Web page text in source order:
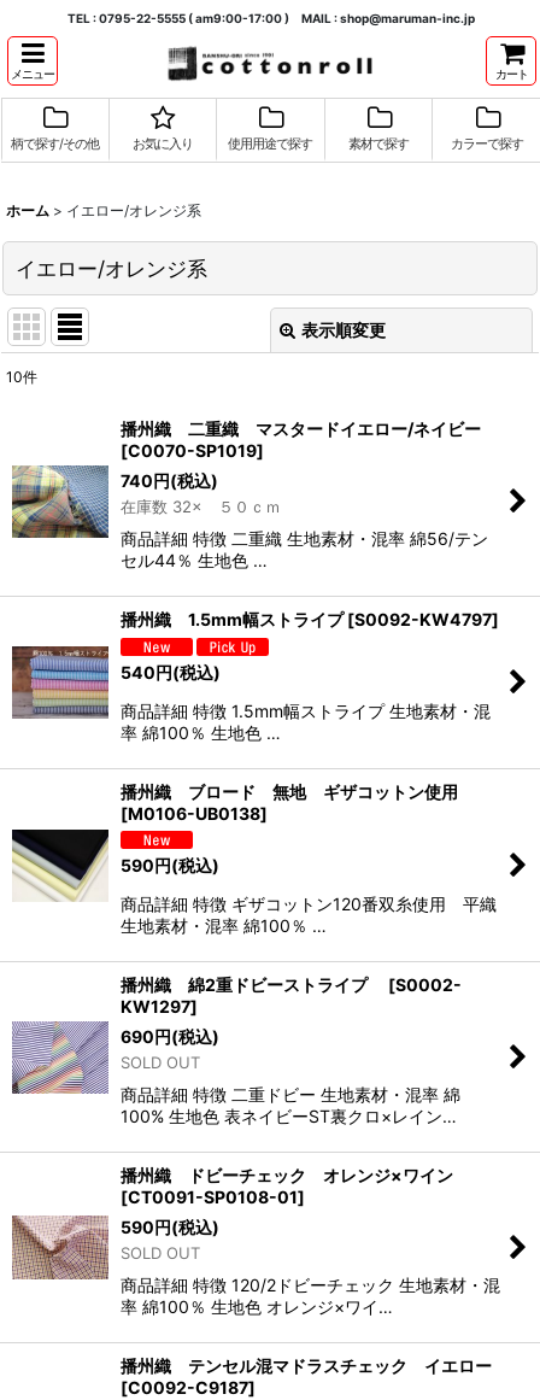
TEL : 0795-22-5555 ( am9:00-17:00 ) MAIL : shop@maruman-inc.jp
メニュー カート
柄で探す/その他 お気に入り 使用用途で探す 素材で探す カラーで探す
ホーム > イエロー/オレンジ系
イエロー/オレンジ系
表示順変更
並び順:
絞り込む
10件
播州織 二重織 マスタードイエロー/ネイビー
[C0070-SP1019]
740円(税込)
在庫数 32× ５０ｃｍ
商品詳細 特徴 二重織 生地素材・混率 綿56/テン
セル44％ 生地色 …
播州織 1.5mm幅ストライプ [S0092-KW4797]
540円(税込)
商品詳細 特徴 1.5mm幅ストライプ 生地素材・混
率 綿100％ 生地色 …
播州織 ブロード 無地 ギザコットン使用
[M0106-UB0138]
590円(税込)
商品詳細 特徴 ギザコットン120番双糸使用 平織
生地素材・混率 綿100％ …
播州織 綿2重ドビーストライプ [S0002-
KW1297]
690円(税込)
SOLD OUT
商品詳細 特徴 二重ドビー 生地素材・混率 綿
100% 生地色 表ネイビーST裏クロ×レイン…
播州織 ドビーチェック オレンジ×ワイン
[CT0091-SP0108-01]
590円(税込)
SOLD OUT
商品詳細 特徴 120/2ドビーチェック 生地素材・混
率 綿100％ 生地色 オレンジ×ワイ…
播州織 テンセル混マドラスチェック イエロー
[C0092-C9187]